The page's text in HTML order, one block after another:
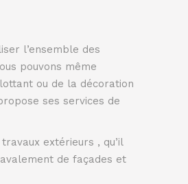
l’ensemble des
pouvons même
ou de la décoration
ses services de
extérieurs , qu’il
de façades et